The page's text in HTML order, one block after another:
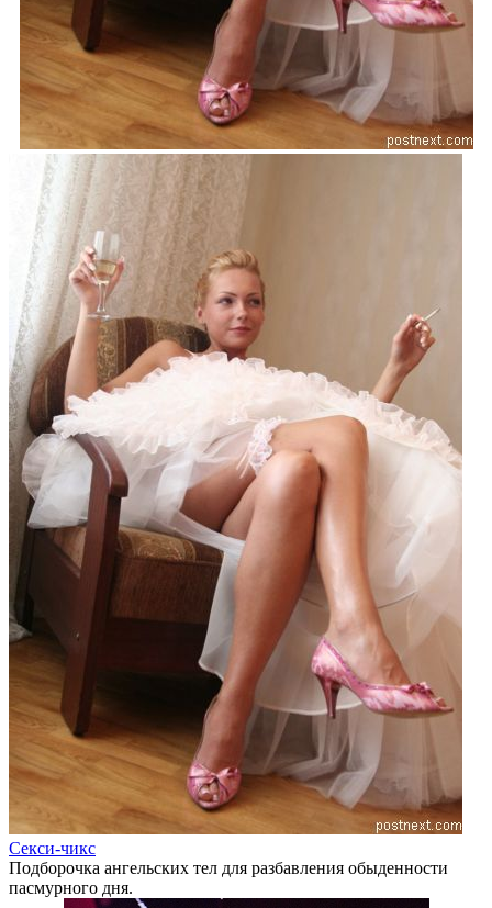
Секси-чикс
Подборочка ангельских тел для разбавления обыденности
пасмурного дня.